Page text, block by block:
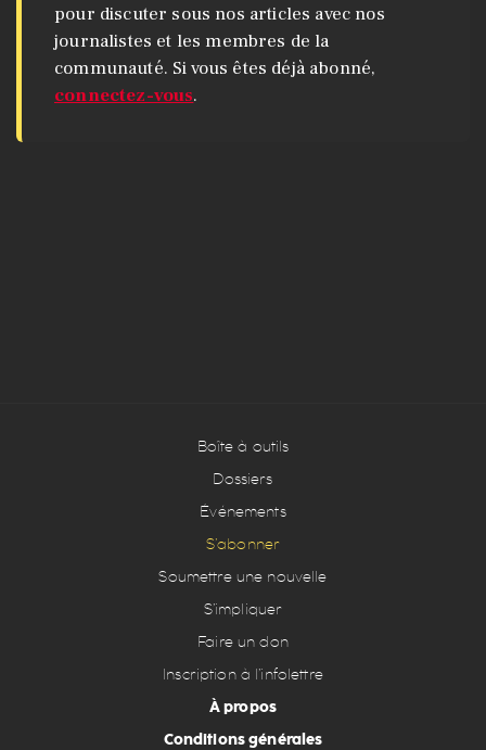
pour discuter sous nos articles avec nos
journalistes et les membres de la
communauté. Si vous êtes déjà abonné,
connectez-vous.
Boîte à outils
Dossiers
Événements
S’abonner
Soumettre une nouvelle
S’impliquer
Faire un don
Inscription à l’infolettre
À propos
Conditions générales